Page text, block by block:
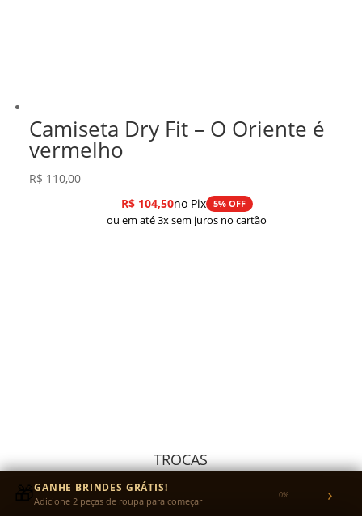
Camiseta Dry Fit – O Oriente é
vermelho
R$ 110,00
R$104,50no Pix 5% OFF
ou em até 3x sem juros no cartão
TROCAS
Recebeu com avaria? A troca é grátis.
Quer trocar o tamanho? Você envia a peça e nós
🎁GANHE BRINDES GRÁTIS!
Adicione 2 peças de roupa para começar 0% ›